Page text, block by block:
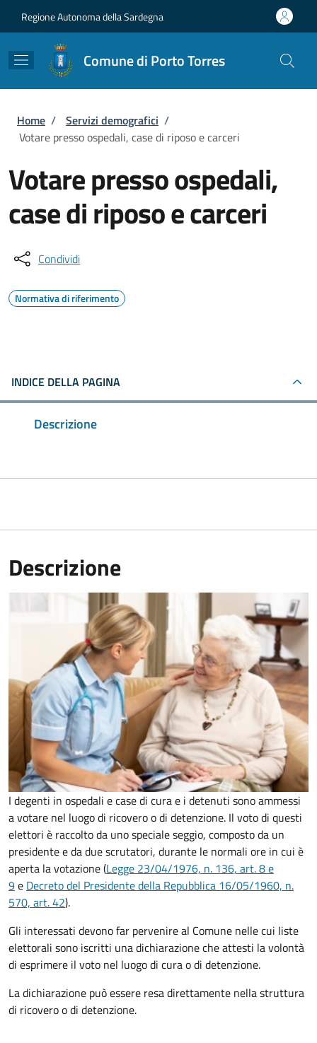
Regione Autonoma della Sardegna
Comune di Porto Torres
Briciole di pane
Home / Servizi demografici /
Votare presso ospedali, case di riposo e carceri
Votare presso ospedali,
case di riposo e carceri
Condividi
Normativa di riferimento
INDICE DELLA PAGINA
Descrizione
Descrizione
I degenti in ospedali e case di cura e i detenuti sono ammessi
a votare nel luogo di ricovero o di detenzione. Il voto di questi
elettori è raccolto da uno speciale seggio, composto da un
presidente e da due scrutatori, durante le normali ore in cui è
aperta la votazione (Legge 23/04/1976, n. 136, art. 8 e
9e Decreto del Presidente della Repubblica 16/05/1960, n.
570, art. 42).
Gli interessati devono far pervenire al Comune nelle cui liste
elettorali sono iscritti una dichiarazione che attesti la volontà
di esprimere il voto nel luogo di cura o di detenzione.
La dichiarazione può essere resa direttamente nella struttura
di ricovero o di detenzione.